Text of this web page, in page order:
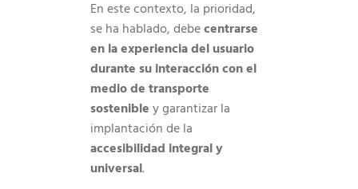
En este contexto, la prioridad,
se ha hablado, debecentrarse
en la experiencia del usuario
durante su interacción con el
medio de transporte
sostenibley garantizar la
implantación de la
accesibilidad integral y
universal.